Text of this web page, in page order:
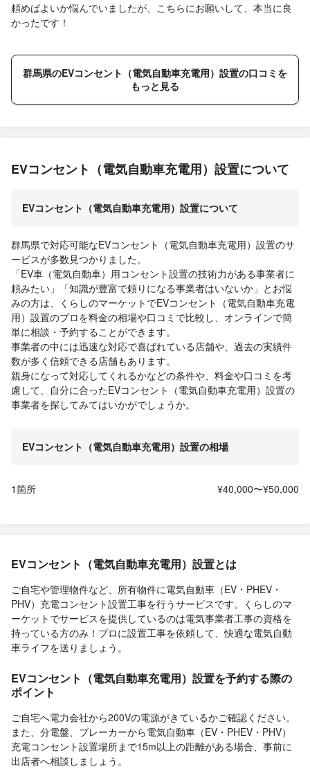
頼めばよいか悩んでいましたが、こちらにお願いして、本当に良
かったです！
群馬県のEVコンセント（電気自動車充電用）設置の口コミを
もっと見る
EVコンセント（電気自動車充電用）設置について
EVコンセント（電気自動車充電用）設置について
群馬県で対応可能なEVコンセント（電気自動車充電用）設置のサ
ービスが多数見つかりました。
「EV車（電気自動車）用コンセント設置の技術力がある事業者に
頼みたい」「知識が豊富で頼りになる事業者はいないか」とお悩
みの方は、くらしのマーケットでEVコンセント（電気自動車充電
用）設置のプロを料金の相場や口コミで比較し、オンラインで簡
単に相談・予約することができます。
事業者の中には迅速な対応で喜ばれている店舗や、過去の実績件
数が多く信頼できる店舗もあります。
親身になって対応してくれるかなどの条件や、料金や口コミを考
慮して、自分に合ったEVコンセント（電気自動車充電用）設置の
事業者を探してみてはいかがでしょうか。
EVコンセント（電気自動車充電用）設置の相場
1箇所 ¥40,000〜¥50,000
EVコンセント（電気自動車充電用）設置とは
ご自宅や管理物件など、所有物件に電気自動車（EV・PHEV・
PHV）充電コンセント設置工事を行うサービスです。くらしのマ
ーケットでサービスを提供しているのは電気事業者工事の資格を
持っている方のみ！プロに設置工事を依頼して、快適な電気自動
車ライフを送りましょう。
EVコンセント（電気自動車充電用）設置を予約する際の
ポイント
ご自宅へ電力会社から200Vの電源がきているかご確認ください。
また、分電盤、ブレーカーから電気自動車（EV・PHEV・PHV）
充電コンセント設置場所まで15m以上の距離がある場合、事前に
出店者へ相談しましょう。